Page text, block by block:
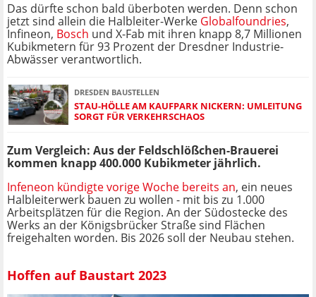
Das dürfte schon bald überboten werden. Denn schon
jetzt sind allein die Halbleiter-Werke Globalfoundries,
Infineon, Bosch und X-Fab mit ihren knapp 8,7 Millionen
Kubikmetern für 93 Prozent der Dresdner Industrie-
Abwässer verantwortlich.
DRESDEN BAUSTELLEN
STAU-HÖLLE AM KAUFPARK NICKERN: UMLEITUNG
SORGT FÜR VERKEHRSCHAOS
Zum Vergleich: Aus der Feldschlößchen-Brauerei
kommen knapp 400.000 Kubikmeter jährlich.
Infeneon kündigte vorige Woche bereits an, ein neues
Halbleiterwerk bauen zu wollen - mit bis zu 1.000
Arbeitsplätzen für die Region. An der Südostecke des
Werks an der Königsbrücker Straße sind Flächen
freigehalten worden. Bis 2026 soll der Neubau stehen.
Hoffen auf Baustart 2023